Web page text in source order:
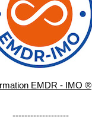
EMDR - IMO ®
-------------------